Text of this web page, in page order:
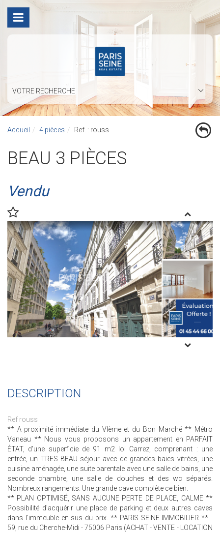
VOTRE RECHERCHE
Accueil 4 pièces Ref. : rouss
BEAU 3 PIÈCES
Vendu
DESCRIPTION
Ref rouss
** A proximité immédiate du VIème et du Bon Marché ** Métro
Vaneau ** Nous vous proposons un appartement en PARFAIT
ÉTAT, d'une superficie de 91 m2 loi Carrez, comprenant : une
entrée, un TRES BEAU séjour avec de grandes baies vitrées, une
cuisine aménagée, une suite parentale avec une salle de bains, une
seconde chambre, une salle de douches et des wc séparés.
Nombreux rangements. Une grande cave complète ce bien.
** PLAN OPTIMISÉ, SANS AUCUNE PERTE DE PLACE, CALME **
Possibilité d'acquérir une place de parking et deux autres caves
dans l'immeuble en sus du prix. ** PARIS SEINE IMMOBILIER ** -
59, rue du Cherche-Midi - 75006 Paris (ACHAT - VENTE - LOCATION